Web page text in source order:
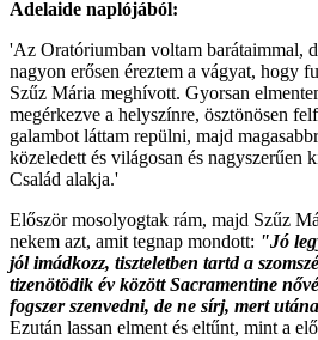
Adelaide naplójából:
'Az Oratóriumban voltam barátaimmal,
nagyon erősen éreztem a vágyat, hogy
Szűz Mária meghívott. Gyorsan
megérkezve a helyszínre, ösztönösen
galambot láttam repülni, majd
közeledett és világosan és nagyszerűen
Család alakja.'
Először mosolyogtak rám, majd Szűz
nekem azt, amit tegnap mondott: "Jó
jól imádkozz, tiszteletben tartd a
tizenötödik év között Sacramentine
fogszer szenvedni, de ne sírj, mert
Ezután lassan elment és eltűnt, mint a